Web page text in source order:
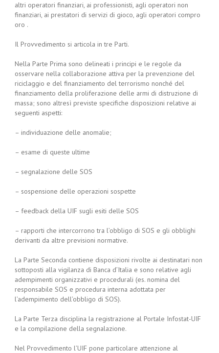
altri operatori finanziari, ai professionisti, agli operatori non
finanziari, ai prestatori di servizi di gioco, agli operatori compro
oro .
Il Provvedimento si articola in tre Parti.
Nella Parte Prima sono delineati i principi e le regole da
osservare nella collaborazione attiva per la prevenzione del
riciclaggio e del finanziamento del terrorismo nonché del
finanziamento della proliferazione delle armi di distruzione di
massa; sono altresì previste specifiche disposizioni relative ai
seguenti aspetti:
– individuazione delle anomalie;
– esame di queste ultime
– segnalazione delle SOS
– sospensione delle operazioni sospette
– feedback della UIF sugli esiti delle SOS
– rapporti che intercorrono tra l’obbligo di SOS e gli obblighi
derivanti da altre previsioni normative.
La Parte Seconda contiene disposizioni rivolte ai destinatari non
sottoposti alla vigilanza di Banca d’Italia e sono relative agli
adempimenti organizzativi e procedurali (es. nomina del
responsabile SOS e procedura interna adottata per
l’adempimento dell’obbligo di SOS).
La Parte Terza disciplina la registrazione al Portale Infostat-UIF
e la compilazione della segnalazione.
Nel Provvedimento l’UIF pone particolare attenzione al